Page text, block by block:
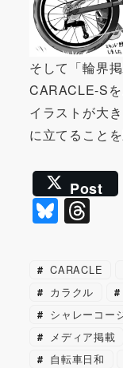
そして「輪界
CARACLE-S
イラストが大
に立てること
Post
Bl
u
e
s
k
y
T
e
a
d
s
CARACLE
カラクル
シャレーコー
メディア掲載
自転車日和